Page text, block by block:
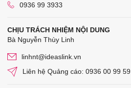
0936 99 3933
CHỊU TRÁCH NHIỆM NỘI DUNG
Bà Nguyễn Thùy Linh
linhnt@ideaslink.vn
Liên hệ Quảng cáo: 0936 00 99 59